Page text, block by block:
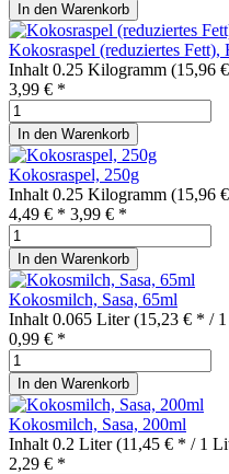
In den Warenkorb
Kokosraspel (reduziertes Fett),
Inhalt 0.25 Kilogramm (15,96
3,99 € *
In den Warenkorb
Kokosraspel, 250g
Inhalt 0.25 Kilogramm (15,96
4,49 € * 3,99 € *
In den Warenkorb
Kokosmilch, Sasa, 65ml
Inhalt 0.065 Liter(15,23 € * /
0,99 € *
In den Warenkorb
Kokosmilch, Sasa, 200ml
Inhalt 0.2 Liter(11,45 € * / 1
2,29 € *